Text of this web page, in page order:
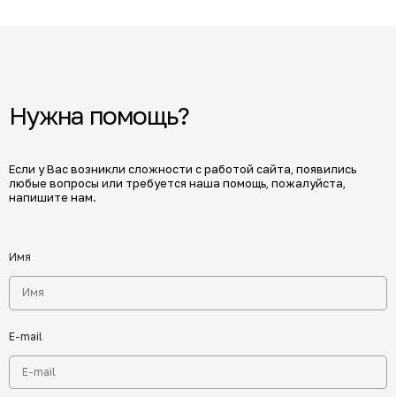
Нужна помощь?
Если у Вас возникли сложности с работой сайта, появились
любые вопросы или требуется наша помощь, пожалуйста,
напишите нам.
Имя
E-mail